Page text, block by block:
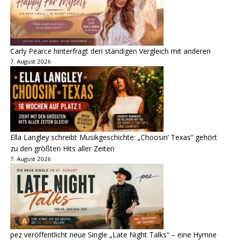
Carly Pearce hinterfragt den ständigen Vergleich mit anderen
7. August 2026
Ella Langley schreibt Musikgeschichte: „Choosin‘ Texas“ gehört
zu den größten Hits aller Zeiten
7. August 2026
pez veröffentlicht neue Single „Late Night Talks“ – eine Hymne